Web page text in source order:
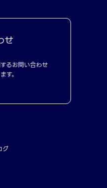
せ
るお問い合わせ
す。
グ